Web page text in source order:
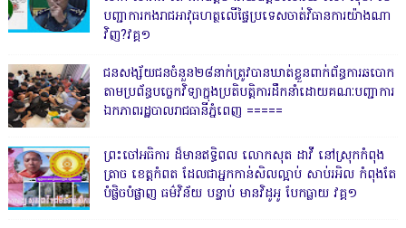
បញ្ជាការកងរាជអាវុធហត្ថលើផ្ទៃប្រទេសចាត់វិធានការយ៉ាងណា
វិញ?វគ្គ១
ជនសង្ស័យជនចំនួន២៨នាក់ត្រូវបានឃាត់ខ្លួនពាក់ព័ន្ធការឆបោក
តាមប្រព័ន្ធបច្ចេកវិទ្យាក្នុងប្រតិបត្តិការដឹកនាំដោយគណៈបញ្ជាការ
ឯកភាពរដ្ឋបាលរាជធានីភ្នំពេញ ‎=====
ព្រះចៅអធិការ ដ៏មានឥទ្ធិពល លោកសុត ដាវី នៅស្រុកកំពុង
ត្រាច ខេត្តកំពត ដែលជាអ្នកកាន់សិលល្អាប់ សាប់រអិល កំពុងតែ
បំផ្លិចបំផ្លាញ ធម៌វិន័យ បន្ទាប់ មានវិដូអូ បែកធ្លាយ វគ្គ១